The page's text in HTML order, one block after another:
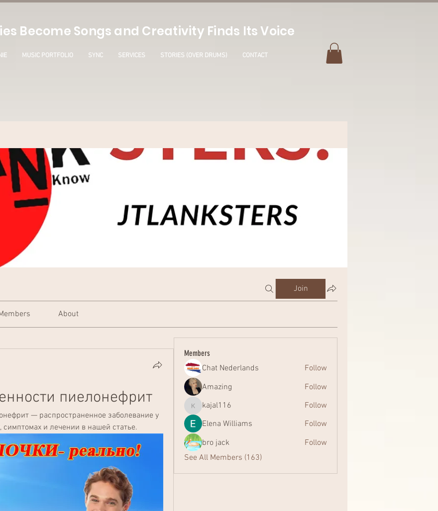
Become Songs and Creativity Finds Its Voice
MUSIC PORTFOLIO SYNC SERVICES STORIES (OVER DRUMS) CONTACT
Join
About
пиелонефрит
— распространенное заболевание у
и лечении в нашей статье.
Members
Chat Nederlands
Follow
Amazing
Follow
kajal116
kajal116
Follow
Elena Williams
Follow
bro jack
Follow
See All Members (163)